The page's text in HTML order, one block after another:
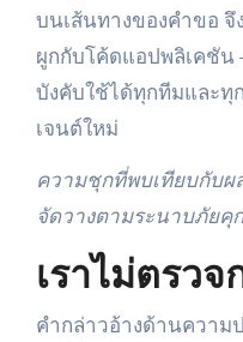
บนเส้นทางของคำขอ
ผูกกับโค้ดแอปพลิเคชัน
บังคับใช้ได้ทุกทีมและทุ
เจนต์ใหม่
ความชุกที่พบเทียบกับผ
จัดวางตามระนาบภัยคุ
เราไม่ตรวจ
คำกล่าวอ้างด้านความ